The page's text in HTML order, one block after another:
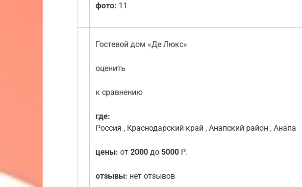
фото: 11
Гостевой дом «Де Люкс»
оценить
к сравнению
где:
Россия , Краснодарский край , Анапский район , Анапа
цены: от 2000 до 5000 Р.
отзывы: нет отзывов